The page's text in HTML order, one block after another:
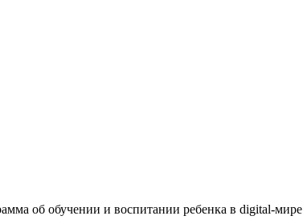
об обучении и воспитании ребенка в digital-мире